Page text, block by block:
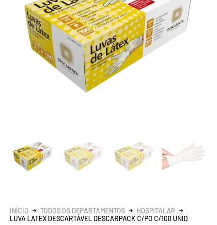
INÍCIO TODOS OS DEPARTAMENTOS
HOSPITALAR
LUVA LATEX DESCARTÁVEL DESCARPACK C/PO C/100 UNID